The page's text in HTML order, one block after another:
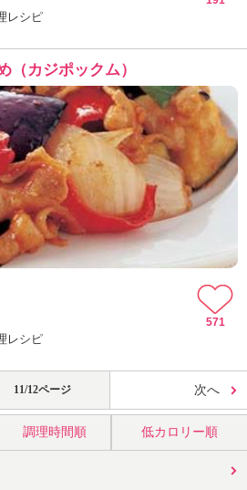
レシピ
（カジポックム）
レシピ
571
11/12ページ 次へ
調理時間順 低カロリー順